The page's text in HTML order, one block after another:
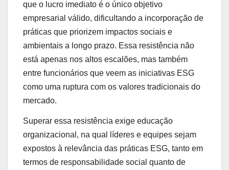
que o lucro imediato é o único objetivo
empresarial válido, dificultando a incorporação de
práticas que priorizem impactos sociais e
ambientais a longo prazo. Essa resistência não
está apenas nos altos escalões, mas também
entre funcionários que veem as iniciativas ESG
como uma ruptura com os valores tradicionais do
mercado.
Superar essa resistência exige educação
organizacional, na qual líderes e equipes sejam
expostos à relevância das práticas ESG, tanto em
termos de responsabilidade social quanto de